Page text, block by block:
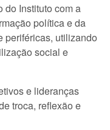
do Instituto com a
política e da
periféricas, utilizando
social e
e lideranças
troca, reflexão e